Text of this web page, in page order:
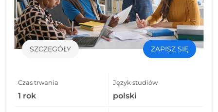
SZCZEGÓŁY ZAPISZ SIĘ
Czas trwania
1 rok
Język studiów
polski